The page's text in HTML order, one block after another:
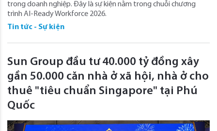
trong doanh nghiệp. Đây là sự kiện nằm trong chuỗi chương
trình AI-Ready Workforce 2026.
Tin tức - Sự kiện
Sun Group đầu tư 40.000 tỷ đồng xây
gần 50.000 căn nhà ở xã hội, nhà ở cho
thuê "tiêu chuẩn Singapore" tại Phú
Quốc